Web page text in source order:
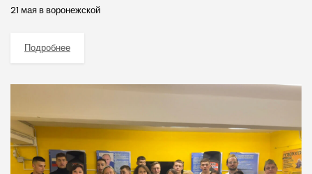
21 мая в воронежской
Подробнее